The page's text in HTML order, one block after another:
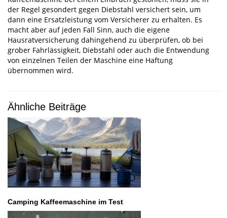
der Regel gesondert gegen Diebstahl versichert sein, um
dann eine Ersatzleistung vom Versicherer zu erhalten. Es
macht aber auf jeden Fall Sinn, auch die eigene
Hausratversicherung dahingehend zu überprüfen, ob bei
grober Fahrlässigkeit, Diebstahl oder auch die Entwendung
von einzelnen Teilen der Maschine eine Haftung
übernommen wird.
Ähnliche Beiträge
Camping Kaffeemaschine im Test